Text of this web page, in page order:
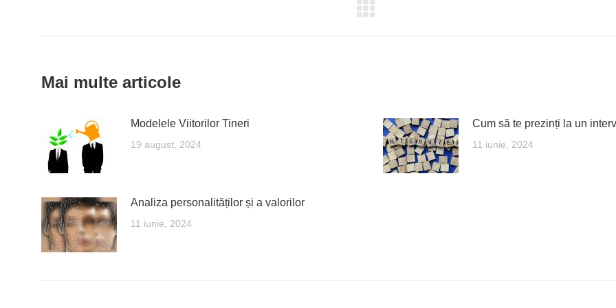
Mai multe articole
Modelele Viitorilor Tineri
19 august, 2024
Cum să te prezinți la un
11 iunie, 2024
Analiza personalităților și a valorilor
11 iunie, 2024